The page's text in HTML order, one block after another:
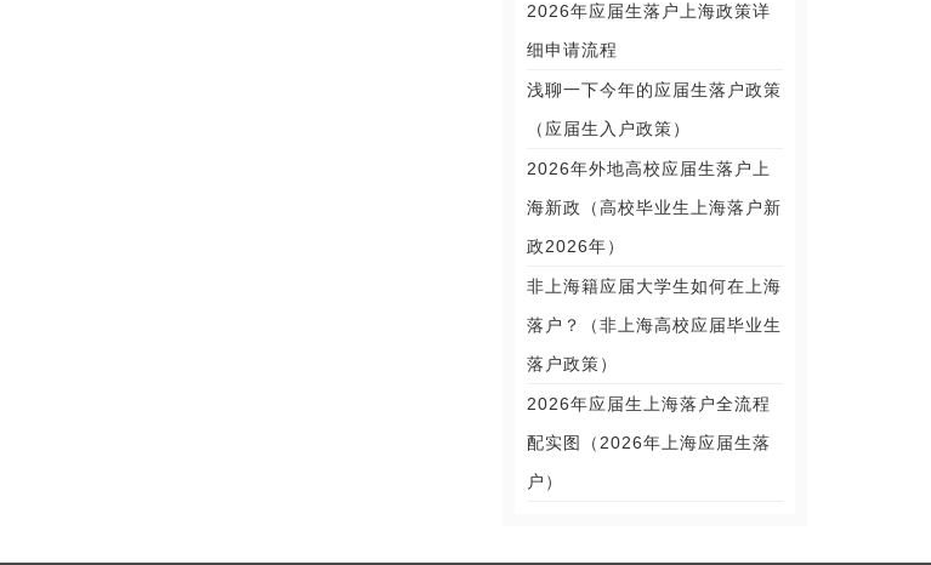
2026年应届生落户上海政策详
细申请流程
浅聊一下今年的应届生落户政策
（应届生入户政策）
2026年外地高校应届生落户上
海新政（高校毕业生上海落户新
政2026年）
非上海籍应届大学生如何在上海
落户？（非上海高校应届毕业生
落户政策）
2026年应届生上海落户全流程
配实图（2026年上海应届生落
户）